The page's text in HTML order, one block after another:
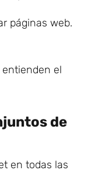
páginas web.
el
de
en todas las